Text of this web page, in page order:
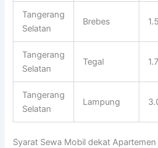
Tangerang
Selatan
Brebes
Tangerang
Selatan
Tegal
Tangerang
Selatan
Lampung
Syarat Sewa Mobil dekat